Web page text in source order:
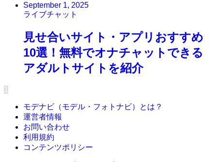
September 1, 2025
ライブチャット
見せ合いサイト・アプリおすすめ
10選！無料でオナチャットできる
アダルトサイトを紹介
1
モデナビ（モデル・フォトナビ）とは？
運営者情報
お問い合わせ
利用規約
コンテンツポリシー